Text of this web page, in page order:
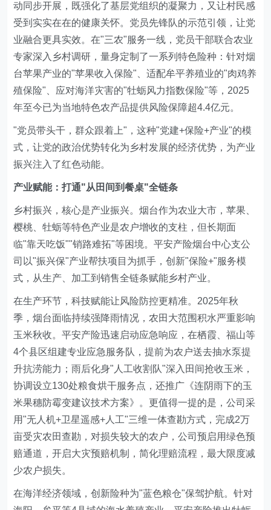
动同步开展，既强化了基层党组织的凝聚力，又让村民感
受到实实在在的健康关怀。党员先锋队的示范引领，让党
业融合更具实效。在"三农"服务一线，党员干部联合农业
专家深入乡村调研，量身定制了一系列特色险种：针对烟
台苹果产业的"苹果收入保险"、适配牟平养殖业的"肉鸡养
殖保险"、应对海洋灾害的"牡蛎风力指数保险"等，2025
年至今已为当地特色农产品提供风险保障超4.4亿元。
"党员带头干，群众跟着上"，这种"党建+保险+产业"的模
式，让党的政治优势转化为乡村发展的经济优势，为产业
振兴注入了红色动能。
产业赋能：打通"从田间到餐桌"全链条
乡村振兴，核心是产业振兴。烟台作为农业大市，苹果、
樱桃、牡蛎等特色产业是农户增收的支柱，但长期面
临"靠天吃饭""销路难拓"等困境。平安产险烟台中心支公
司以"振兴保"产业帮扶项目为抓手，创新"保险+"服务模
式，从生产、加工到销售全链条赋能乡村产业。
在生产环节，科技赋能让风险防控更精准。2025年秋
季，烟台面临持续强降雨情况，农田大范围积水严重影响
玉米秋收。平安产险迅速启动应急响应，在栖霞、福山等
4个县区组建专业应急服务队，提前为农户送去抽水泵提
升抗涝能力；雨后化身"人工收割队"深入田间抢收玉米，
协调设立130处粮食烘干服务点，还推广《连阴雨下的玉
米果穗防霉变建议技术方案》。更值得一提的是，公司采
用"无人机+卫星遥感+人工"三维一体查勘方式，完成2万
亩受灾农田查勘，对损失较大的农户，公司预启用绿色预
赔通道，开启大灾预赔机制，简化理赔流程，最大限度减
少农户损失。
在海洋经济领域，创新险种为"蓝色粮仓"保驾护航。针对